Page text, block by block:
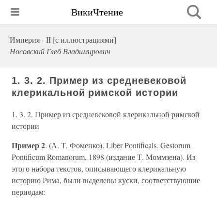
ВикиЧтение
Империя - II [с иллюстрациями]
Носовский Глеб Владимирович
1. 3. 2. Пример из средневековой
клерикальной римской истории
1. 3. 2. Пример из средневековой клерикальной римской
истории
Пример 2. (А. Т. Фоменко). Liber Pontificals. Gestorum
Pontificum Romanorum, 1898 (издание Т. Моммзена). Из
этого набора текстов, описывающего клерикальную
историю Рима, были выделены куски, соответствующие
периодам: